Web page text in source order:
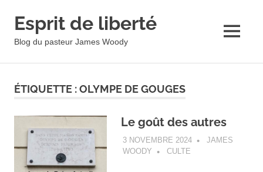
Esprit de liberté
Blog du pasteur James Woody MENU
ÉTIQUETTE :OLYMPE DE GOUGES
Le goût des autres
3 NOVEMBRE 2024
JAMES
WOODY
CULTE